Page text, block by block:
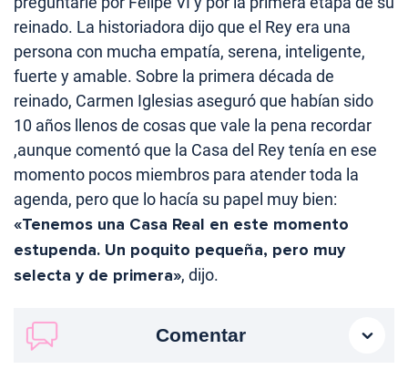
reinado. La historiadora dijo que el Rey era una
persona con mucha empatía, serena, inteligente,
fuerte y amable. Sobre la primera década de
reinado, Carmen Iglesias aseguró que habían sido
10 años llenos de cosas que vale la pena recordar
,aunque comentó que la Casa del Rey tenía en ese
momento pocos miembros para atender toda la
agenda, pero que lo hacía su papel muy bien:
«Tenemos una Casa Real en este momento
estupenda. Un poquito pequeña, pero muy
selecta y de primera», dijo.
Comentar